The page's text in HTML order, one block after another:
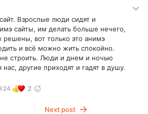
Взрослые люди сидят и
сайты, им делать больше нечего,
решены, вот только это анимэ
и всё можно жить спокойно.
строить. Люди и днем и ночью
нас, другие приходят и гадят в душу.
2
Next post